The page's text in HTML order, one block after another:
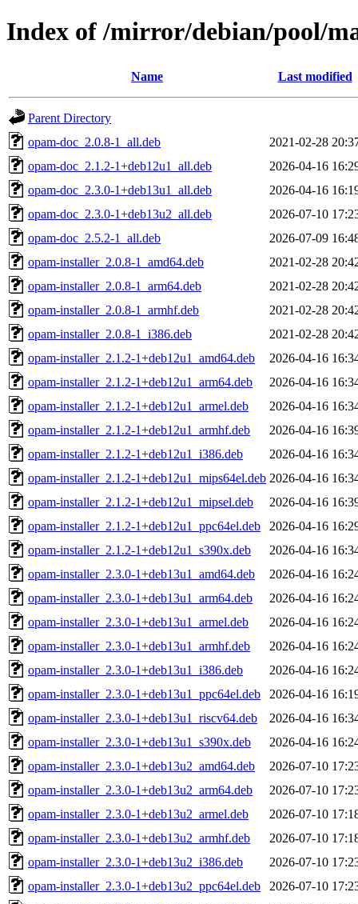
Index of /mirror/debian/pool/
Name Last modified
Parent Directory
opam-doc_2.0.8-1_all.deb
2021-02-28
opam-doc_2.1.2-1+deb12u1_all.deb
2026-04-16
opam-doc_2.3.0-1+deb13u1_all.deb
2026-04-16
opam-doc_2.3.0-1+deb13u2_all.deb
2026-07-10
opam-doc_2.5.2-1_all.deb
2026-07-09
opam-installer_2.0.8-1_amd64.deb
2021-02-28
opam-installer_2.0.8-1_arm64.deb
2021-02-28
opam-installer_2.0.8-1_armhf.deb
2021-02-28
opam-installer_2.0.8-1_i386.deb
2021-02-28
opam-installer_2.1.2-1+deb12u1_amd64.deb
2026-04-16
opam-installer_2.1.2-1+deb12u1_arm64.deb
2026-04-16
opam-installer_2.1.2-1+deb12u1_armel.deb
2026-04-16
opam-installer_2.1.2-1+deb12u1_armhf.deb
2026-04-16
opam-installer_2.1.2-1+deb12u1_i386.deb
2026-04-16
opam-installer_2.1.2-1+deb12u1_mips64el.deb 2026-04-16
opam-installer_2.1.2-1+deb12u1_mipsel.deb
2026-04-16
opam-installer_2.1.2-1+deb12u1_ppc64el.deb
2026-04-16
opam-installer_2.1.2-1+deb12u1_s390x.deb
2026-04-16
opam-installer_2.3.0-1+deb13u1_amd64.deb
2026-04-16
opam-installer_2.3.0-1+deb13u1_arm64.deb
2026-04-16
opam-installer_2.3.0-1+deb13u1_armel.deb
2026-04-16
opam-installer_2.3.0-1+deb13u1_armhf.deb
2026-04-16
opam-installer_2.3.0-1+deb13u1_i386.deb
2026-04-16
opam-installer_2.3.0-1+deb13u1_ppc64el.deb
2026-04-16
opam-installer_2.3.0-1+deb13u1_riscv64.deb
2026-04-16
opam-installer_2.3.0-1+deb13u1_s390x.deb
2026-04-16
opam-installer_2.3.0-1+deb13u2_amd64.deb
2026-07-10
opam-installer_2.3.0-1+deb13u2_arm64.deb
2026-07-10
opam-installer_2.3.0-1+deb13u2_armel.deb
2026-07-10
opam-installer_2.3.0-1+deb13u2_armhf.deb
2026-07-10
opam-installer_2.3.0-1+deb13u2_i386.deb
2026-07-10
opam-installer_2.3.0-1+deb13u2_ppc64el.deb
2026-07-10